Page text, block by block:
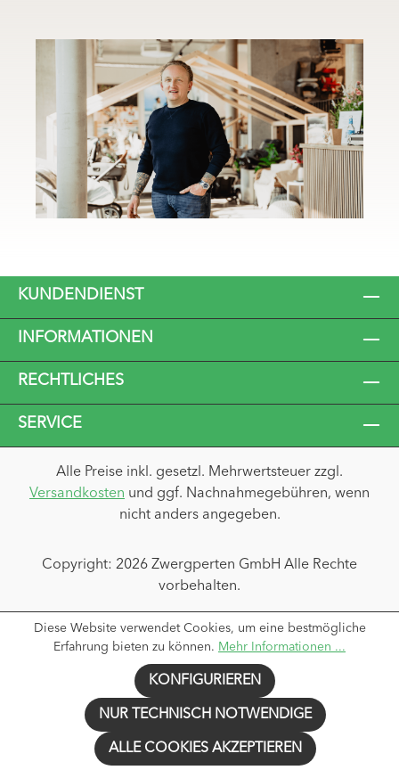
KUNDENDIENST
INFORMATIONEN
RECHTLICHES
SERVICE
Alle Preise inkl. gesetzl. Mehrwertsteuer zzgl.
Versandkosten und ggf. Nachnahmegebühren, wenn
nicht anders angegeben.
Copyright: 2026 Zwergperten GmbH Alle Rechte
vorbehalten.
Diese Website verwendet Cookies, um eine bestmögliche
Erfahrung bieten zu können. Mehr Informationen ...
NUR TECHNISCH NOTWENDIGE
KONFIGURIEREN
ALLE COOKIES AKZEPTIEREN